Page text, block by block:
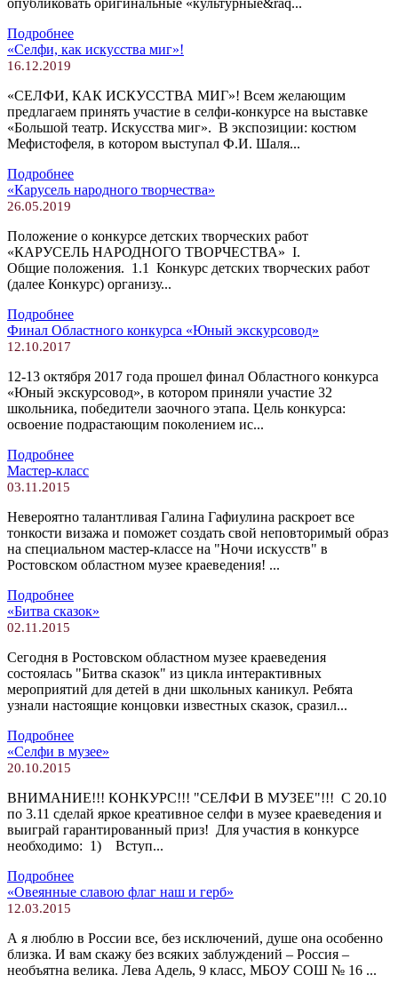
Подробнее
«Селфи, как искусства миг»!
16.12.2019
«СЕЛФИ, КАК ИСКУССТВА МИГ»! Всем желающим
предлагаем принять участие в селфи-конкурсе на выставке
«Большой театр. Искусства миг». В экспозиции: костюм
Мефистофеля, в котором выступал Ф.И. Шаля...
Подробнее
«Карусель народного творчества»
26.05.2019
Положение о конкурсе детских творческих работ
«КАРУСЕЛЬ НАРОДНОГО ТВОРЧЕСТВА» I.
Общие положения. 1.1 Конкурс детских творческих работ
(далее Конкурс) организу...
Подробнее
Финал Областного конкурса «Юный экскурсовод»
12.10.2017
12-13 октября 2017 года прошел финал Областного конкурса
«Юный экскурсовод», в котором приняли участие 32
школьника, победители заочного этапа. Цель конкурса:
освоение подрастающим поколением ис...
Подробнее
Мастер-класс
03.11.2015
Невероятно талантливая Галина Гафиулина раскроет все
тонкости визажа и поможет создать свой неповторимый образ
на специальном мастер-классе на "Ночи искусств" в
Ростовском областном музее краеведения! ...
Подробнее
«Битва сказок»
02.11.2015
Сегодня в Ростовском областном музее краеведения
состоялась "Битва сказок" из цикла интерактивных
мероприятий для детей в дни школьных каникул. Ребята
узнали настоящие концовки известных сказок, сразил...
Подробнее
«Селфи в музее»
20.10.2015
ВНИМАНИЕ!!! КОНКУРС!!! "СЕЛФИ В МУЗЕЕ"!!! С 20.10
по 3.11 сделай яркое креативное селфи в музее краеведения и
выиграй гарантированный приз! Для участия в конкурсе
необходимо: 1) Вступ...
Подробнее
«Овеянные славою флаг наш и герб»
12.03.2015
А я люблю в России все, без исключений, душе она особенно
близка. И вам скажу без всяких заблуждений – Россия –
необъятна велика. Лева Адель, 9 класс, МБОУ СОШ № 16 ...